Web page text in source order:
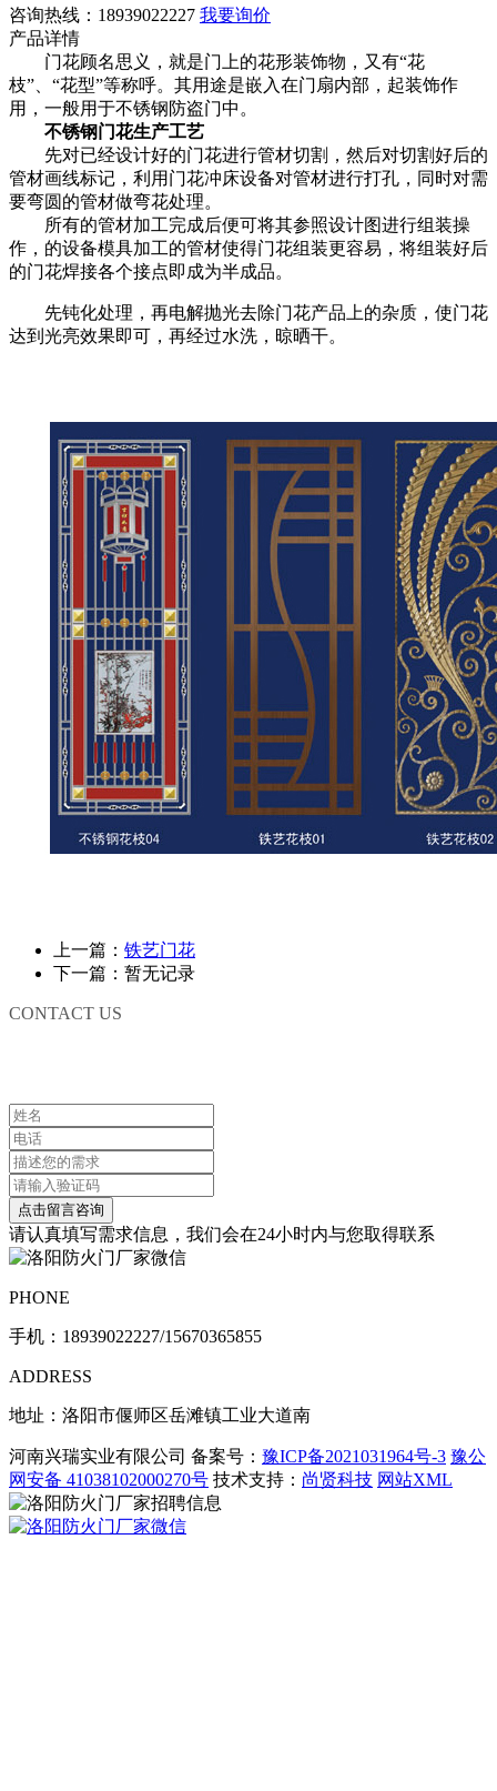
咨询热线：18939022227 我要询价
产品详情
门花顾名思义，就是门上的花形装饰物，又有“花
枝”、“花型”等称呼。其用途是嵌入在门扇内部，起装饰作
用，一般用于不锈钢防盗门中。
不锈钢门花生产工艺
先对已经设计好的门花进行管材切割，然后对切割好后的
管材画线标记，利用门花冲床设备对管材进行打孔，同时对需
要弯圆的管材做弯花处理。
所有的管材加工完成后便可将其参照设计图进行组装操
作，的设备模具加工的管材使得门花组装更容易，将组装好后
的门花焊接各个接点即成为半成品。
先钝化处理，再电解抛光去除门花产品上的杂质，使门花
达到光亮效果即可，再经过水洗，晾晒干。
上一篇： 铁艺门花
下一篇：暂无记录
CONTACT US
请认真填写需求信息，我们会在24小时内与您取得联系
PHONE
手机： 18939022227/15670365855
ADDRESS
地址：洛阳市偃师区岳滩镇工业大道南
河南兴瑞实业有限公司 备案号： 豫ICP备2021031964号-3 豫公
网安备 41038102000270号 技术支持： 尚贤科技 网站XML